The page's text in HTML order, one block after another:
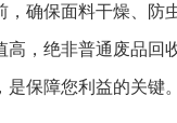
确保面料干燥、防
高，绝非普通废品回
保障您利益的关键。